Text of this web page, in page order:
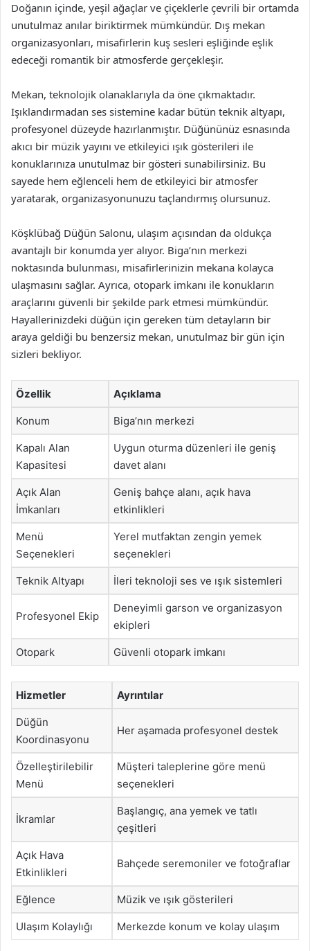
Doğanın içinde, yeşil ağaçlar ve çiçeklerle çevrili bir ortamda
unutulmaz anılar biriktirmek mümkündür. Dış mekan
organizasyonları, misafirlerin kuş sesleri eşliğinde eşlik
edeceği romantik bir atmosferde gerçekleşir.
Mekan, teknolojik olanaklarıyla da öne çıkmaktadır.
Işıklandırmadan ses sistemine kadar bütün teknik altyapı,
profesyonel düzeyde hazırlanmıştır. Düğününüz esnasında
akıcı bir müzik yayını ve etkileyici ışık gösterileri ile
konuklarınıza unutulmaz bir gösteri sunabilirsiniz. Bu
sayede hem eğlenceli hem de etkileyici bir atmosfer
yaratarak, organizasyonunuzu taçlandırmış olursunuz.
Köşklübağ Düğün Salonu, ulaşım açısından da oldukça
avantajlı bir konumda yer alıyor. Biga’nın merkezi
noktasında bulunması, misafirlerinizin mekana kolayca
ulaşmasını sağlar. Ayrıca, otopark imkanı ile konukların
araçlarını güvenli bir şekilde park etmesi mümkündür.
Hayallerinizdeki düğün için gereken tüm detayların bir
araya geldiği bu benzersiz mekan, unutulmaz bir gün için
sizleri bekliyor.
Özellik Açıklama
Konum Biga’nın merkezi
Kapalı Alan
Kapasitesi
Uygun oturma düzenleri ile geniş
davet alanı
Açık Alan
İmkanları
Geniş bahçe alanı, açık hava
etkinlikleri
Menü
Seçenekleri
Yerel mutfaktan zengin yemek
seçenekleri
Teknik Altyapı İleri teknoloji ses ve ışık sistemleri
Profesyonel Ekip
Deneyimli garson ve organizasyon
ekipleri
Otopark Güvenli otopark imkanı
Hizmetler Ayrıntılar
Düğün
Koordinasyonu
Her aşamada profesyonel destek
Özelleştirilebilir
Menü
Müşteri taleplerine göre menü
seçenekleri
İkramlar
Başlangıç, ana yemek ve tatlı
çeşitleri
Açık Hava
Etkinlikleri
Bahçede seremoniler ve fotoğraflar
Eğlence Müzik ve ışık gösterileri
Ulaşım Kolaylığı Merkezde konum ve kolay ulaşım